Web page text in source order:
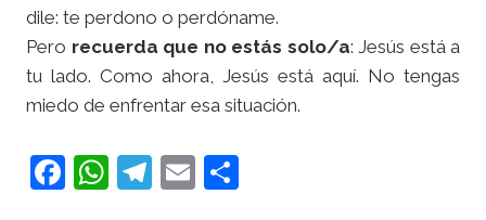
dile: te perdono o perdóname.
Pero recuerda que no estás solo/a: Jesús está a
tu lado. Como ahora, Jesús está aquí. No tengas
miedo de enfrentar esa situación.
F
W T
E